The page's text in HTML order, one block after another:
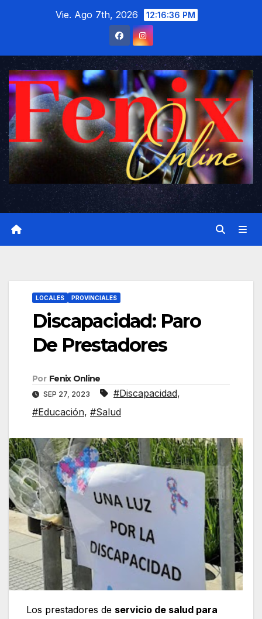
Vie. Ago 7th, 2026 12:16:37 PM
LOCALES PROVINCIALES
Discapacidad: Paro
De Prestadores
Por Fenix Online
SEP 27, 2023 #Discapacidad,
#Educación, #Salud
Los prestadores de servicio de salud para